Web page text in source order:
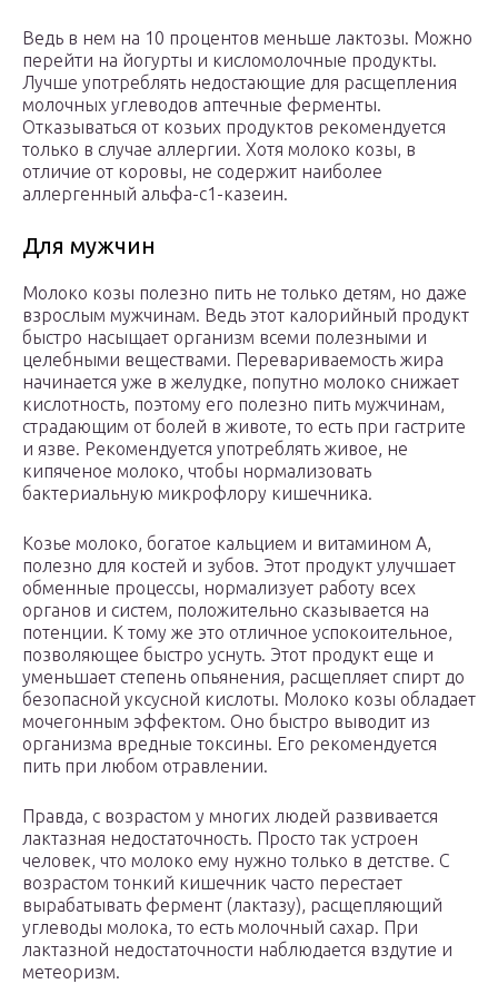
Ведь в нем на 10 процентов меньше лактозы. Можно
перейти на йогурты и кисломолочные продукты.
Лучше употреблять недостающие для расщепления
молочных углеводов аптечные ферменты.
Отказываться от козьих продуктов рекомендуется
только в случае аллергии. Хотя молоко козы, в
отличие от коровы, не содержит наиболее
аллергенный альфа-с1-казеин.
Для мужчин
Молоко козы полезно пить не только детям, но даже
взрослым мужчинам. Ведь этот калорийный продукт
быстро насыщает организм всеми полезными и
целебными веществами. Перевариваемость жира
начинается уже в желудке, попутно молоко снижает
кислотность, поэтому его полезно пить мужчинам,
страдающим от болей в животе, то есть при гастрите
и язве. Рекомендуется употреблять живое, не
кипяченое молоко, чтобы нормализовать
бактериальную микрофлору кишечника.
Козье молоко, богатое кальцием и витамином А,
полезно для костей и зубов. Этот продукт улучшает
обменные процессы, нормализует работу всех
органов и систем, положительно сказывается на
потенции. К тому же это отличное успокоительное,
позволяющее быстро уснуть. Этот продукт еще и
уменьшает степень опьянения, расщепляет спирт до
безопасной уксусной кислоты. Молоко козы обладает
мочегонным эффектом. Оно быстро выводит из
организма вредные токсины. Его рекомендуется
пить при любом отравлении.
Правда, с возрастом у многих людей развивается
лактазная недостаточность. Просто так устроен
человек, что молоко ему нужно только в детстве. С
возрастом тонкий кишечник часто перестает
вырабатывать фермент (лактазу), расщепляющий
углеводы молока, то есть молочный сахар. При
лактазной недостаточности наблюдается вздутие и
метеоризм.